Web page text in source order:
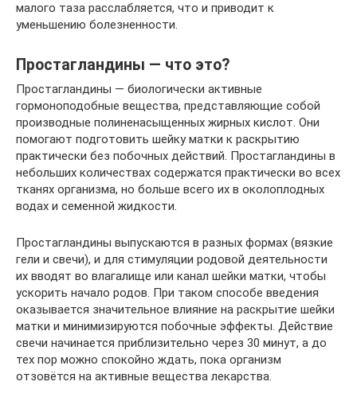
малого таза расслабляется, что и приводит к
уменьшению болезненности.
Простагландины — что это?
Простагландины — биологически активные
гормоноподобные вещества, представляющие собой
производные полиненасыщенных жирных кислот. Они
помогают подготовить шейку матки к раскрытию
практически без побочных действий. Простагландины в
небольших количествах содержатся практически во всех
тканях организма, но больше всего их в околоплодных
водах и семенной жидкости.
Простагландины выпускаются в разных формах (вязкие
гели и свечи), и для стимуляции родовой деятельности
их вводят во влагалище или канал шейки матки, чтобы
ускорить начало родов. При таком способе введения
оказывается значительное влияние на раскрытие шейки
матки и минимизируются побочные эффекты. Действие
свечи начинается приблизительно через 30 минут, а до
тех пор можно спокойно ждать, пока организм
отзовётся на активные вещества лекарства.